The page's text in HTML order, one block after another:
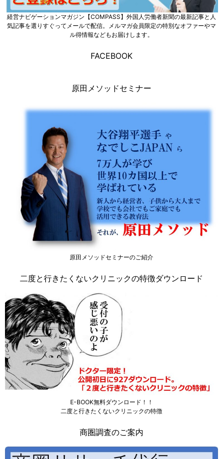
経営ナビゲーションマガジン【COMPASS】外国人労働者新聞の最新記事と人
気記事を選りすぐってメールで配信。メルマガ会員限定の特別なオファーやマ
ル得情報などもお届けします。
FACEBOOK
原田メソッドセミナー
原田メソッドセミナーのご紹介
二度と行きたくないクリニックの特徴ダウンロード
E-BOOK無料ダウンロード！！
二度と行きたくないクリニックの特徴
商圏調査のご案内